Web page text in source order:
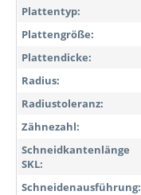
Plattentyp:
Plattengröße:
Plattendicke:
Radius:
Radiustoleranz:
Zähnezahl:
Schneidkantenlänge
SKL:
Schneidenausführung: